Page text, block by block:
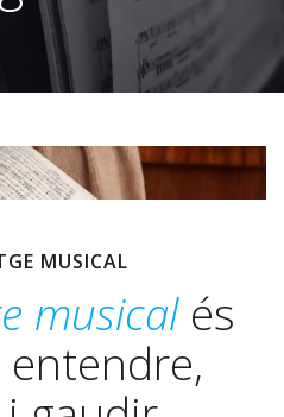
MUSICAL
musicalés